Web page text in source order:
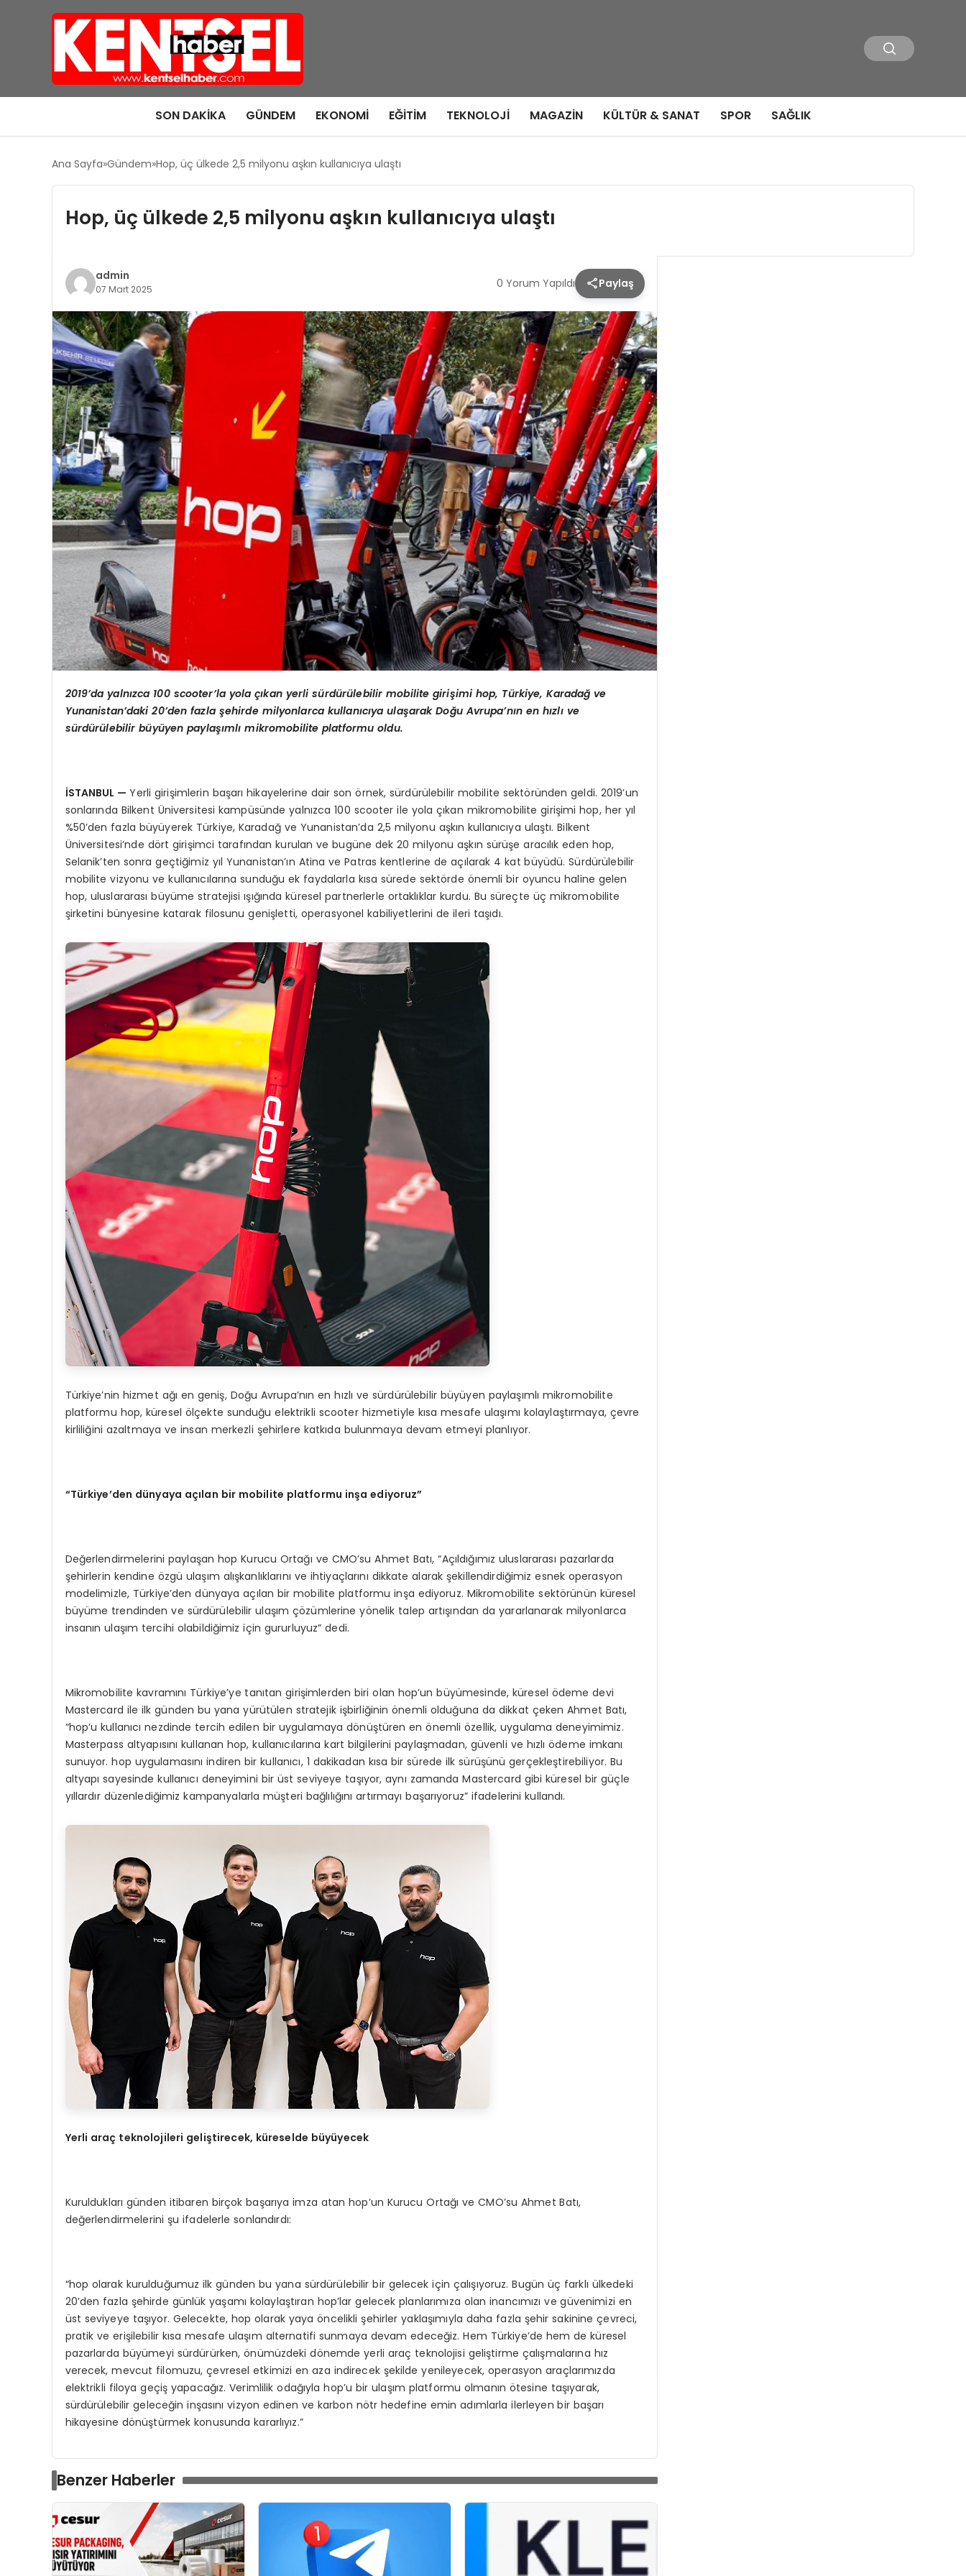
SON DAKIKA GÜNDEM EKONOMI EĞITIM TEKNOLOJI MAGAZIN KÜLTÜR & SANAT SPOR SAĞLIK
Ana Sayfa Gündem Hop, üç ülkede 2,5 milyonu aşkın kullanıcıya ulaştı
Hop, üç ülkede 2,5 milyonu aşkın kullanıcıya ulaştı
admin
07 Mart 2025 0 Yorum Yapıldı Paylaş
2019’da yalnızca 100 scooter’la yolaçıkan yerli sürdürülebilir mobilite girişimi hop, Türkiye, Karadağve
Yunanistan’daki 20’den fazla şehirde milyonlarca kullanıcıya ulaşarak Doğu Avrupa’nın en hızlı ve
sürdürülebilir büyüyen paylaşımlımikromobilite platformu oldu.
İSTANBUL —Yerli girişimlerin başarı hikayelerine dair son örnek, sürdürülebilir mobilite sektöründen geldi. 2019’un
sonlarında Bilkent Üniversitesi kampüsünde yalnızca 100 scooter ile yola çıkan mikromobilite girişimi hop, her yıl
%50’den fazla büyüyerek Türkiye, Karadağ ve Yunanistan’da 2,5 milyonu aşkın kullanıcıya ulaştı. Bilkent
Üniversitesi’nde dört girişimci tarafından kurulan ve bugüne dek 20 milyonu aşkın sürüşe aracılık eden hop,
Selanik’ten sonra geçtiğimiz yıl Yunanistan’ın Atina ve Patras kentlerine de açılarak 4 kat büyüdü. Sürdürülebilir
mobilite vizyonu ve kullanıcılarına sunduğu ek faydalarla kısa sürede sektörde önemli bir oyuncu haline gelen
hop, uluslararası büyüme stratejisi ışığında küresel partnerlerle ortaklıklar kurdu. Bu süreçte üç mikromobilite
şirketini bünyesine katarak filosunu genişletti, operasyonel kabiliyetlerini de ileri taşıdı.
Türkiye’nin hizmet ağı en geniş, Doğu Avrupa’nın en hızlı ve sürdürülebilir büyüyen paylaşımlı mikromobilite
platformu hop, küresel ölçekte sunduğu elektrikli scooter hizmetiyle kısa mesafe ulaşımı kolaylaştırmaya, çevre
kirliliğini azaltmaya ve insan merkezli şehirlere katkıda bulunmaya devam etmeyi planlıyor.
“Türkiye’den dünyaya açılan bir mobilite platformu inşa ediyoruz”
Değerlendirmelerini paylaşan hop Kurucu Ortağı ve CMO’su Ahmet Batı, “Açıldığımız uluslararası pazarlarda
şehirlerin kendine özgü ulaşım alışkanlıklarını ve ihtiyaçlarını dikkate alarak şekillendirdiğimiz esnek operasyon
modelimizle, Türkiye’den dünyaya açılan bir mobilite platformu inşa ediyoruz. Mikromobilite sektörünün küresel
büyüme trendinden ve sürdürülebilir ulaşım çözümlerine yönelik talep artışından da yararlanarak milyonlarca
insanın ulaşım tercihi olabildiğimiz için gururluyuz” dedi.
Mikromobilite kavramını Türkiye’ye tanıtan girişimlerden biri olan hop’un büyümesinde, küresel ödeme devi
Mastercard ile ilk günden bu yana yürütülen stratejik işbirliğinin önemli olduğuna da dikkat çeken Ahmet Batı,
“hop’u kullanıcı nezdinde tercih edilen bir uygulamaya dönüştüren en önemli özellik, uygulama deneyimimiz.
Masterpass altyapısını kullanan hop, kullanıcılarına kart bilgilerini paylaşmadan, güvenli ve hızlı ödeme imkanı
sunuyor. hop uygulamasını indiren bir kullanıcı, 1 dakikadan kısa bir sürede ilk sürüşünü gerçekleştirebiliyor. Bu
altyapı sayesinde kullanıcı deneyimini bir üst seviyeye taşıyor, aynı zamanda Mastercard gibi küresel bir güçle
yıllardır düzenlediğimiz kampanyalarla müşteri bağlılığını artırmayı başarıyoruz” ifadelerini kullandı.
Yerli araç teknolojileri geliştirecek, küreselde büyüyecek
Kuruldukları günden itibaren birçok başarıya imza atan hop’un Kurucu Ortağı ve CMO’su Ahmet Batı,
değerlendirmelerini şu ifadelerle sonlandırdı:
“hop olarak kurulduğumuz ilk günden bu yana sürdürülebilir bir gelecek için çalışıyoruz. Bugün üç farklı ülkedeki
20’den fazla şehirde günlük yaşamı kolaylaştıran hop’lar gelecek planlarımıza olan inancımızı ve güvenimizi en
üst seviyeye taşıyor. Gelecekte, hop olarak yaya öncelikli şehirler yaklaşımıyla daha fazla şehir sakinine çevreci,
pratik ve erişilebilir kısa mesafe ulaşım alternatifi sunmaya devam edeceğiz. Hem Türkiye’de hem de küresel
pazarlarda büyümeyi sürdürürken, önümüzdeki dönemde yerli araç teknolojisi geliştirme çalışmalarına hız
verecek, mevcut filomuzu, çevresel etkimizi en aza indirecek şekilde yenileyecek, operasyon araçlarımızda
elektrikli filoya geçiş yapacağız. Verimlilik odağıyla hop’u bir ulaşım platformu olmanın ötesine taşıyarak,
sürdürülebilir geleceğin inşasını vizyon edinen ve karbon nötr hedefine emin adımlarla ilerleyen bir başarı
hikayesine dönüştürmek konusunda kararlıyız.”
Benzer Haberler